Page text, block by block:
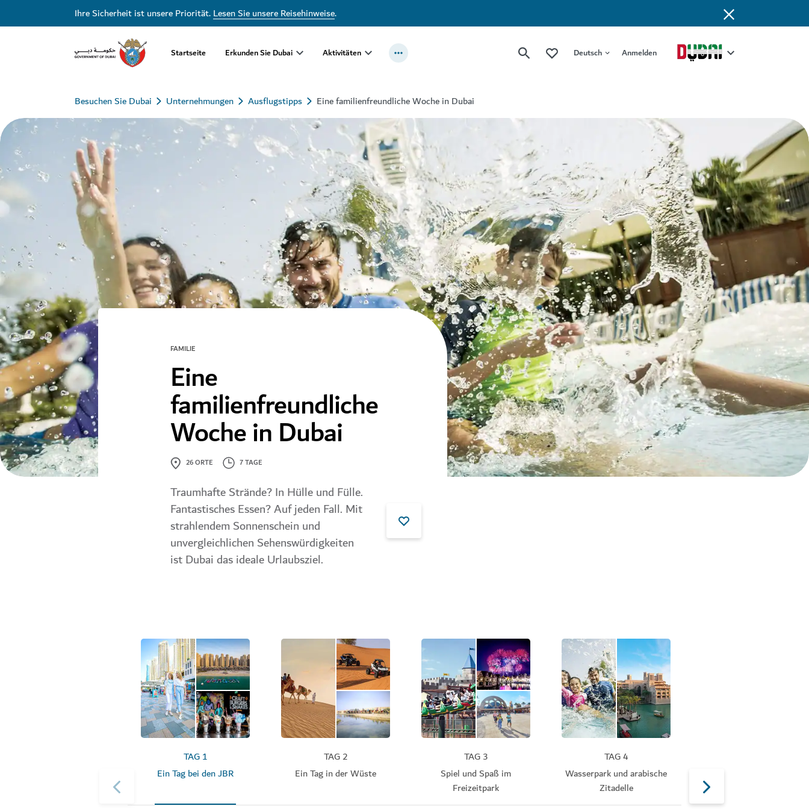
Ihre Sicherheit ist unsere Priorität.Lesen Sie unsere Reisehinweise.
Startseite Erkunden Sie Dubai Aktivitäten Deutsch Anmelden
Besuchen Sie Dubai Unternehmungen Ausflugstipps Eine familienfreundliche Woche in Dubai
FAMILIE
Eine
familienfreundliche
Woche in Dubai
26ORTE 7 TAGE
Traumhafte Strände? In Hülle und Fülle.
Fantastisches Essen? Auf jeden Fall. Mit
strahlendem Sonnenschein und
unvergleichlichen Sehenswürdigkeiten
ist Dubai das ideale Urlaubsziel.
TAG 1
Ein Tag bei den JBR
TAG 2
Ein Tag in der Wüste
TAG 3
Spiel und Spaß im
Freizeitpark
TAG 4
Wasserpark und arabische
Zitadelle